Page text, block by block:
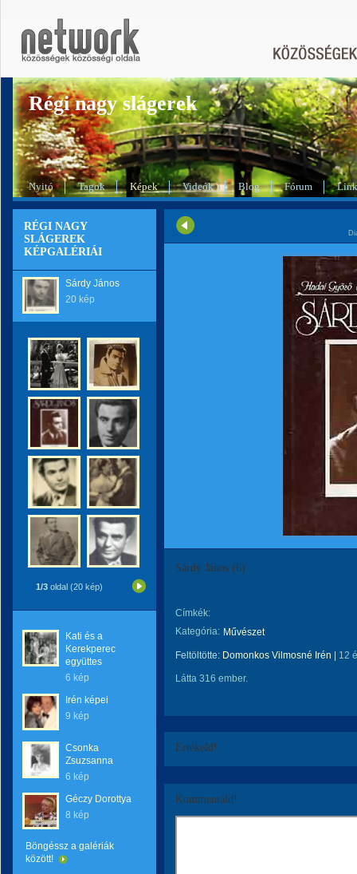
Régi nagy slágerek
Nyitó Tagok Képek Videók Blog Fórum
RÉGI NAGY
SLÁGEREK
KÉPGALÉRIÁI
Sárdy János
20 kép
1/3 oldal (20 kép)
Kati és a
Kerekperec
együttes
6 kép
Irén képei
9 kép
Csonka
Zsuzsanna
6 kép
Géczy Dorottya
8 kép
Böngéssz a galériák
között!
Sárdy János (6)
Címkék:
Kategória: Művészet
Feltöltötte: Domonkos Vilmosné Irén 12
Látta 316 ember.
Értékeld!
Kommentáld!